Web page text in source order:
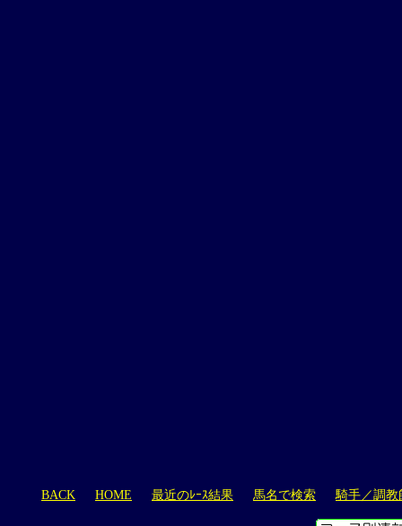
BACK HOME 最近のﾚｰｽ結果 馬名で検索 騎手／調教